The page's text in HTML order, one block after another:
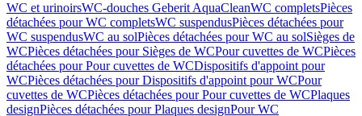
WC et urinoirsWC-douches Geberit AquaCleanWC completsPièces
détachées pour WC completsWC suspendusPièces détachées pour
WC suspendusWC au solPièces détachées pour WC au solSièges de
WCPièces détachées pour Sièges de WCPour cuvettes de WCPièces
détachées pour Pour cuvettes de WCDispositifs d'appoint pour
WCPièces détachées pour Dispositifs d'appoint pour WCPour
cuvettes de WCPièces détachées pour Pour cuvettes de WCPlaques
designPièces détachées pour Plaques designPour WC